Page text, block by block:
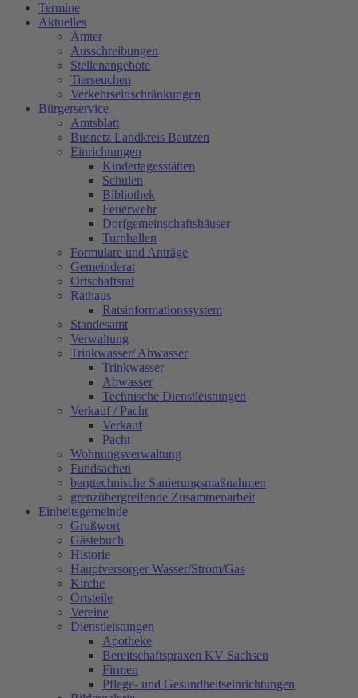
Termine
Aktuelles
Ämter
Ausschreibungen
Stellenangebote
Tierseuchen
Verkehrseinschränkungen
Bürgerservice
Amtsblatt
Busnetz Landkreis Bautzen
Einrichtungen
Kindertagesstätten
Schulen
Bibliothek
Feuerwehr
Dorfgemeinschaftshäuser
Turnhallen
Formulare und Anträge
Gemeinderat
Ortschaftsrat
Rathaus
Ratsinformationssystem
Standesamt
Verwaltung
Trinkwasser/ Abwasser
Trinkwasser
Abwasser
Technische Dienstleistungen
Verkauf / Pacht
Verkauf
Pacht
Wohnungsverwaltung
Fundsachen
bergtechnische Sanierungsmaßnahmen
grenzübergreifende Zusammenarbeit
Einheitsgemeinde
Grußwort
Gästebuch
Historie
Hauptversorger Wasser/Strom/Gas
Kirche
Ortsteile
Vereine
Dienstleistungen
Apotheke
Bereitschaftspraxen KV Sachsen
Firmen
Pflege- und Gesundheitseinrichtungen